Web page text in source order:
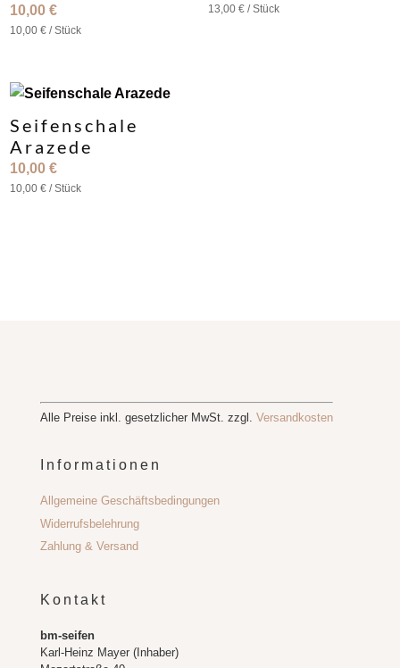
10,00€
10,00€ /Stück
13,00 €/Stück
Seifenschale
Arazede
10,00€
10,00€ /Stück
Alle Preise inkl. gesetzlicher MwSt. zzgl. Versandkosten
Informationen
Allgemeine Geschäftsbedingungen
Widerrufsbelehrung
Zahlung & Versand
Kontakt
bm-seifen
Karl-Heinz Mayer (Inhaber)